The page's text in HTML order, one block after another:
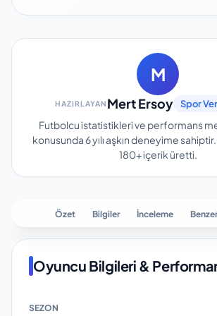
M
HAZIRLAYAN Mert Ersoy Spor
Futbolcu istatistikleri ve performans
konusunda 6 yılı aşkın deneyime sahiptir.
180+içerik üretti.
Özet Bilgiler İnceleme
Oyuncu Bilgileri &